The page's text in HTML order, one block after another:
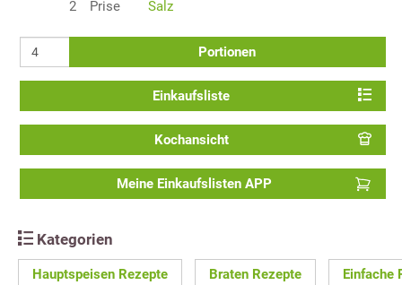
2
Prise Salz
Portionen
Einkaufsliste
Kochansicht
Meine Einkaufslisten APP
Kategorien
Hauptspeisen Rezepte Braten Rezepte Einfache